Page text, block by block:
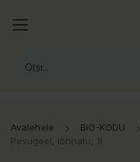
Avalehele BIO-KODU
Pesugeel, lõhnatu, 1l